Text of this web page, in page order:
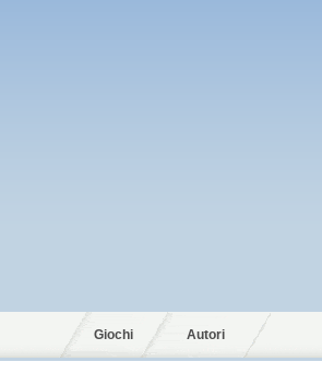
Giochi Autori